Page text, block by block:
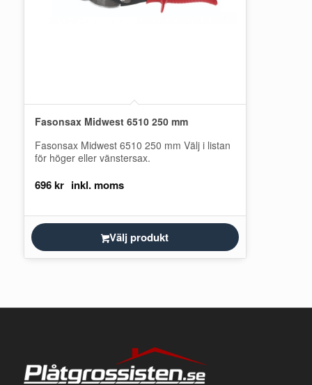
Fasonsax Midwest 6510 250 mm
Fasonsax Midwest 6510 250 mm Välj i listan
för höger eller vänstersax.
696kr
Välj produkt